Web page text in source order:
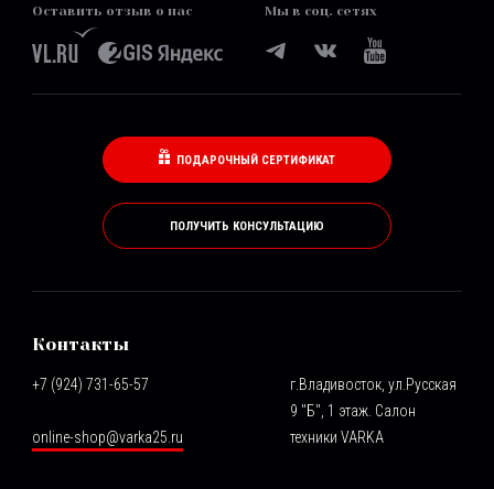
Оставить отзыв о нас Мы в соц. сетях
ПОДАРОЧНЫЙ СЕРТИФИКАТ
ПОЛУЧИТЬ КОНСУЛЬТАЦИЮ
Контакты
+7 (924) 731-65-57
online-shop@varka25.ru
г.Владивосток, ул.Русская
9 "Б", 1 этаж. Салон
техники VARKA